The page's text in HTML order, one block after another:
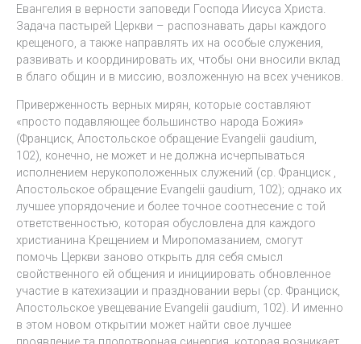
Евангелия в верности заповеди Господа Иисуса Христа.
Задача пастырей Церкви – распознавать дары каждого
крещеного, а также направлять их на особые служения,
развивать и координировать их, чтобы они вносили вклад
в благо общин и в миссию, возложенную на всех учеников.
Приверженность верных мирян, которые составляют
«просто подавляющее большинство народа Божия»
(Франциск, Апостольское обращение Evangelii gaudium,
102), конечно, не может и не должна исчерпываться
исполнением нерукоположенных служений (ср. Франциск ,
Апостольское обращение Evangelii gaudium, 102); однако их
лучшее упорядочение и более точное соотнесение с той
ответственностью, которая обусловлена для каждого
христианина Крещением и Миропомазанием, смогут
помочь Церкви заново открыть для себя смысл
свойственного ей общения и инициировать обновленное
участие в катехизации и праздновании веры (ср. Франциск,
Апостольское увещевание Evangelii gaudium, 102). И именно
в этом новом открытии может найти свое лучшее